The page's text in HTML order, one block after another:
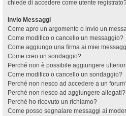
chiede di accedere come utente
Invio Messaggi
Come apro un argomento o invio un
Come modifico o cancello un messaggio?
Come aggiungo una firma ai miei
Come creo un sondaggio?
Perché non è possibile aggiungere
Come modifico o cancello un sondaggio?
Perché non riesco ad accedere a un
Perché non riesco ad aggiungere allegati?
Perché ho ricevuto un richiamo?
Come posso segnalare messaggi ai